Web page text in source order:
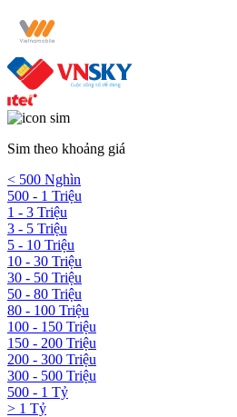
Sim theo khoảng giá
< 500 Nghìn
500 - 1 Triệu
1 - 3 Triệu
3 - 5 Triệu
5 - 10 Triệu
10 - 30 Triệu
30 - 50 Triệu
50 - 80 Triệu
80 - 100 Triệu
100 - 150 Triệu
150 - 200 Triệu
200 - 300 Triệu
300 - 500 Triệu
500 - 1 Tỷ
> 1 Tỷ